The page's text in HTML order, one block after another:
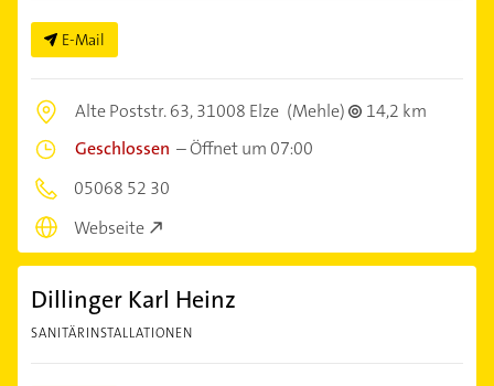
E-Mail
Alte Poststr. 63,31008 Elze (Mehle)
14,2 km
Geschlossen –Öffnet um 07:00
05068 52 30
Webseite
Dillinger Karl Heinz
SANITÄRINSTALLATIONEN